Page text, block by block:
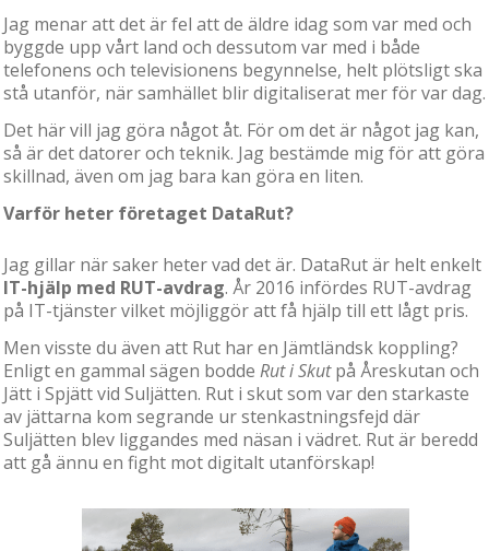
Jag menar att det är fel att de äldre idag som var med och
byggde upp vårt land och dessutom var med i både
telefonens och televisionens begynnelse, helt plötsligt ska
stå utanför, när samhället blir digitaliserat mer för var dag.
Det här vill jag göra något åt. För om det är något jag kan,
så är det datorer och teknik. Jag bestämde mig för att göra
skillnad, även om jag bara kan göra en liten.
Varför heter företaget DataRut?
Jag gillar när saker heter vad det är. DataRut är helt enkelt
IT-hjälp med RUT-avdrag. År 2016 infördes RUT-avdrag
på IT-tjänster vilket möjliggör att få hjälp till ett lågt pris.
Men visste du även att Rut har en Jämtländsk koppling?
Enligt en gammal sägen bodde Rut i Skutpå Åreskutan och
Jätt i Spjätt vid Suljätten. Rut i skut som var den starkaste
av jättarna kom segrande ur stenkastningsfejd där
Suljätten blev liggandes med näsan i vädret. Rut är beredd
att gå ännu en fight mot digitalt utanförskap!